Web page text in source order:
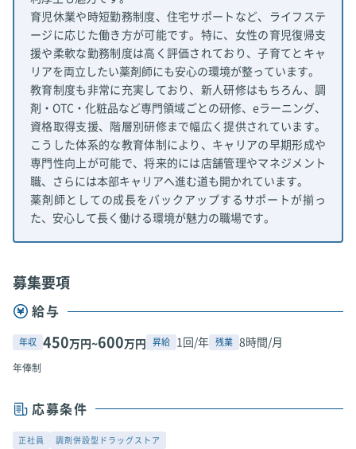
育児休業や時短勤務制度、住宅サポートなど、ライフステ
ージに応じた働き方が可能です。特に、女性の育児復帰支
援や柔軟な勤務制度は高く評価されており、子育てとキャ
リアを両立したい薬剤師にも安心の環境が整っています。
教育制度も非常に充実しており、新人研修はもちろん、調
剤・OTC・化粧品など専門領域ごとの研修、eラーニング、
資格取得支援、階層別研修まで幅広く提供されています。
こうした体系的な教育体制により、キャリアの早期形成や
専門性向上が可能で、将来的には店舗管理やマネジメント
職、さらには本部キャリアへ進む道も開かれています。
薬剤師としての成長をバックアップするサポートが揃っ
た、安心して長く働ける環境が魅力の職場です。
募集要項
給与
年収 450万円~600万円 昇給 1回/年 残業 8時間/月
年俸制
応募条件
正社員 調剤併設型ドラッグストア